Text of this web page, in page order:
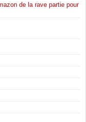
de la rave partie pour